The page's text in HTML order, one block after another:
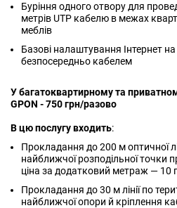
Буріння одного отвору для
метрів UTP кабелю в межах
меблів
Базові налаштування Інтернет
безпосередньо кабелем
У багатоквартирному та
GPON - 750 грн/разово
В цю послугу входить:
Прокладання до 200 м оптичної
найближчої розподільної точки
ціна за додатковий метраж — 10
Прокладання до 30 м лінії по
найближчої опори й кріплення